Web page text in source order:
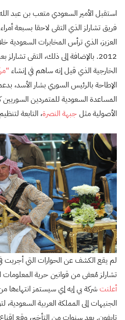
استقبل الأمير السعودي متعب بن عبد
فريق تشارلز الذي التقى لاحقا بسبعة
العزيز، الذي ترأس المخابرات السعودية
2012. بالإضافة إلى ذلك، التقى تشارلز
الخارجية الذي قيل إنه ساهم في إنشاء
الإطاحة بالرئيس السوري بشار الأسد،
المساعدة السعودية للمتمردين
الأصولية مثلجبهة النصرة، التابعة
لم يقع الكشف عن الحوارات التي أجريت في
تشارلز مُعفى من قوانين حرية المعلومات
أعلنتشركة بي إيه إي سيستمز انتهاءها
الجنيهات إلى المملكة العربية السعودية،
تايفون. بعد سنوات من التأخير، وقع